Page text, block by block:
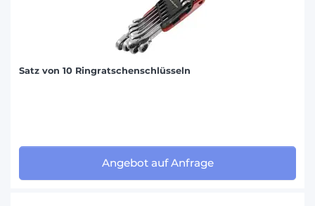
Satz von 10 Ringratschenschlüsseln
Angebot auf Anfrage